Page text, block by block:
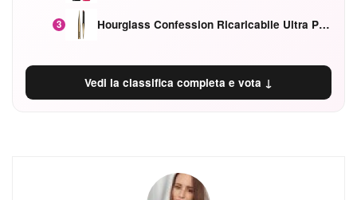
3 Hourglass Confession Ricaricabile Ultra Preciso Ad Alta Intensità Secretly Classic Red
Vedi la classifica completa e vota ↓